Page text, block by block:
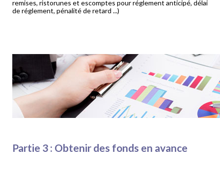
remises, ristorunes et escomptes pour réglement anticipé, délai
de réglement, pénalité de retard ...)
Partie 3 : Obtenir des fonds en avance